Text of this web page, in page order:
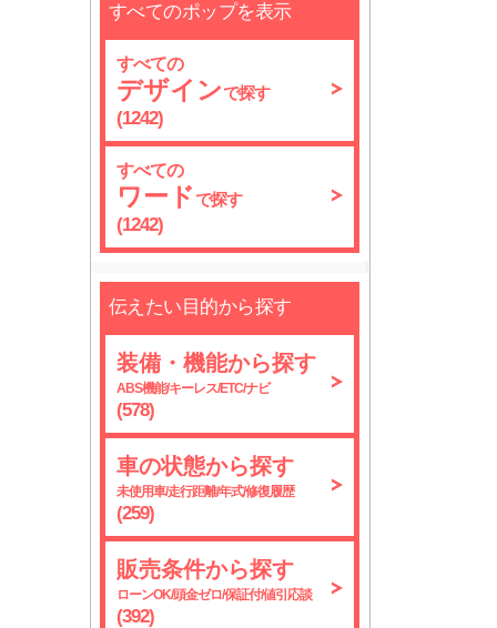
すべてのポップを表示
すべての
デザインで探す
(1242)
すべての
ワード で探す
(1242)
伝えたい目的から探す
装備・機能から探す
ABS機能/キーレス/ETC/ナビ
(578)
車の状態から探す
未使用車/走行距離/年式/修復履歴
(259)
販売条件から探す
ローンOK/頭金ゼロ/保証付/値引応談
(392)